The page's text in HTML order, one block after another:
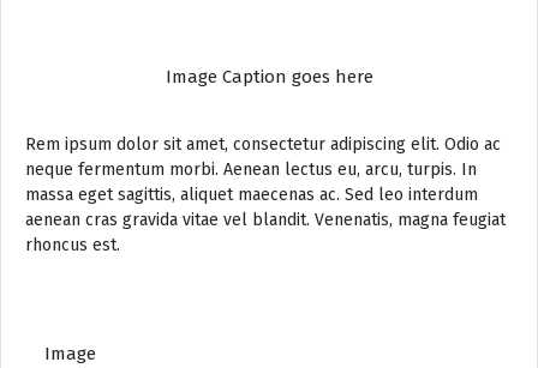
Image Caption goes here
Rem ipsum dolor sit amet, consectetur adipiscing elit. Odio ac
neque fermentum morbi. Aenean lectus eu, arcu, turpis. In
massa eget sagittis, aliquet maecenas ac. Sed leo interdum
aenean cras gravida vitae vel blandit. Venenatis, magna feugiat
rhoncus est.
Image